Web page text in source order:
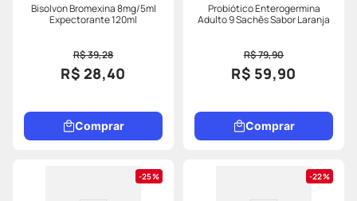
Bisolvon Bromexina 8mg/5ml
Expectorante 120ml
R$ 39,28
R$ 28,40
Comprar
Probiótico Enterogermina
Adulto 9 Sachês Sabor Laranja
R$ 79,90
R$ 59,90
Comprar
25% 22%